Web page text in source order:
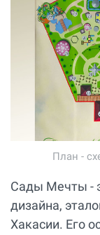
План -
Сады Мечты -
дизайна,
Хакасии. Его